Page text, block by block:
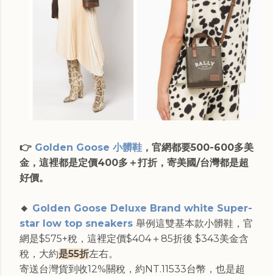
👉 Golden Goose 小髒鞋 ，官網都要500-600多美
金，這裡都是定價400多 ＋打折，寄美國/台灣都是超
好價。
🔸 Golden Goose Deluxe Brand white Super-
star low top sneakers 舉例這雙基本款小髒鞋，官
網是$575+稅，這裡定價$404＋85折後 $343美金含
稅，大約是55折左右。
寄送台灣貨到收12%關稅，約NT.11533台幣，也是超